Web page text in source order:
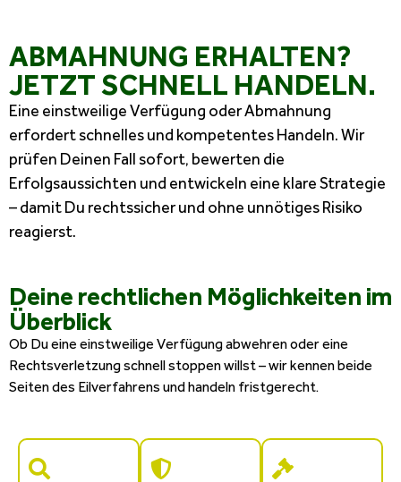
ABMAHNUNG ERHALTEN?
JETZT SCHNELL HANDELN.
Eine einstweilige Verfügung oder Abmahnung
erfordert schnelles und kompetentes Handeln. Wir
prüfen Deinen Fall sofort, bewerten die
Erfolgsaussichten und entwickeln eine klare Strategie
– damit Du rechtssicher und ohne unnötiges Risiko
reagierst.
Deine rechtlichen Möglichkeiten im
Überblick
Ob Du eine einstweilige Verfügung abwehren oder eine
Rechtsverletzung schnell stoppen willst – wir kennen beide
Seiten des Eilverfahrens und handeln fristgerecht.